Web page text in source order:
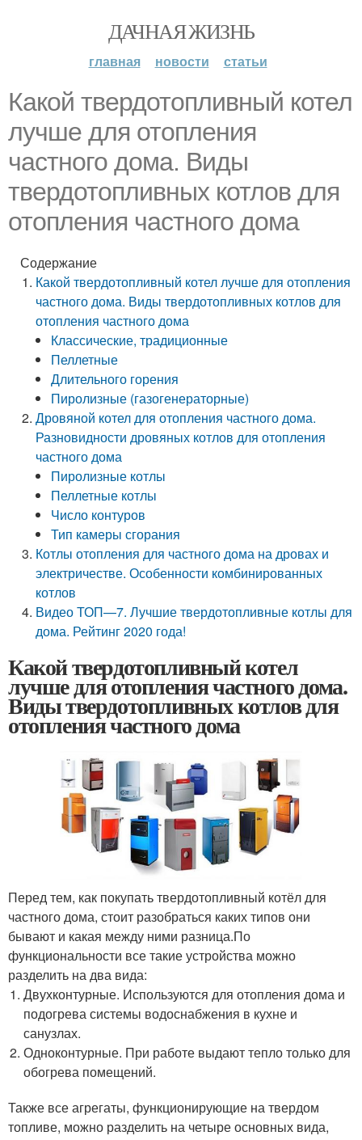
ДАЧНАЯ ЖИЗНЬ
главная новости статьи
Какой твердотопливный котел
лучше для отопления
частного дома. Виды
твердотопливных котлов для
отопления частного дома
Содержание
Какой твердотопливный котел лучше для отопления
частного дома. Виды твердотопливных котлов для
отопления частного дома
Классические, традиционные
Пеллетные
Длительного горения
Пиролизные (газогенераторные)
Дровяной котел для отопления частного дома.
Разновидности дровяных котлов для отопления
частного дома
Пиролизные котлы
Пеллетные котлы
Число контуров
Тип камеры сгорания
Котлы отопления для частного дома на дровах и
электричестве. Особенности комбинированных
котлов
Видео ТОП—7. Лучшие твердотопливные котлы для
дома. Рейтинг 2020 года!
Какой твердотопливный котел
лучше для отопления частного дома.
Виды твердотопливных котлов для
отопления частного дома
Перед тем, как покупать твердотопливный котёл для
частного дома, стоит разобраться каких типов они
бывают и какая между ними разница.По
функциональности все такие устройства можно
разделить на два вида:
Двухконтурные. Используются для отопления дома и
подогрева системы водоснабжения в кухне и
санузлах.
Одноконтурные. При работе выдают тепло только для
обогрева помещений.
Также все агрегаты, функционирующие на твердом
топливе, можно разделить на четыре основных вида,